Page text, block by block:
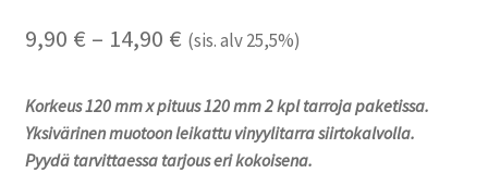
9,90 € – 14,90 €Hintaluokka:
-
14,90 €
(sis. alv 25,5%)
Korkeus 120 mm x pituus 120 mm 2 kpl tarroja paketissa.
Yksivärinen muotoon leikattu vinyylitarra siirtokalvolla.
Pyydä tarvittaessa tarjous eri kokoisena.